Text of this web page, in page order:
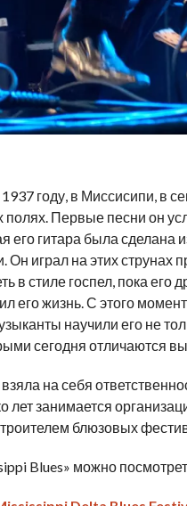
году, в Миссисипи, в
полях. Первые песни он
его гитара была сделана
играл на этих струнах
в стиле госпел, пока
его жизнь. С этого
научили его не
сегодня отличаются
на себя
лет занимается
блюзовых
Blues» можно